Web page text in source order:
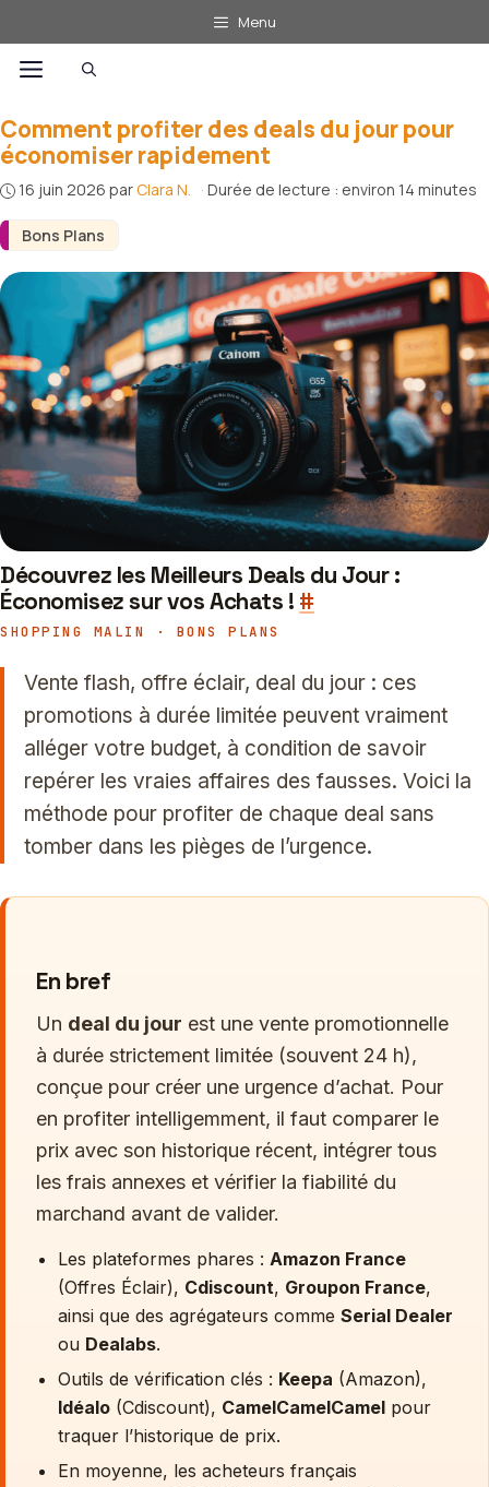
au
contenu
Menu
Menu
Bons Plans
Comment profiter des deals du jour pour
économiser rapidement
16 juin 2026 par Clara N. · Durée de lecture : environ 14 minutes
Découvrez les Meilleurs Deals du Jour :
Économisez sur vos Achats ! #
SHOPPING MALIN · BONS PLANS
Vente flash, offre éclair, deal du jour : ces
promotions à durée limitée peuvent vraiment
alléger votre budget, à condition de savoir
repérer les vraies affaires des fausses. Voici la
méthode pour profiter de chaque deal sans
tomber dans les pièges de l’urgence.
En bref
Un deal du jour est une vente promotionnelle
à durée strictement limitée (souvent 24 h),
conçue pour créer une urgence d’achat. Pour
en profiter intelligemment, il faut comparer le
prix avec son historique récent, intégrer tous
les frais annexes et vérifier la fiabilité du
marchand avant de valider.
Les plateformes phares : Amazon France
(Offres Éclair), Cdiscount, Groupon France,
ainsi que des agrégateurs comme Serial Dealer
ou Dealabs.
Outils de vérification clés : Keepa (Amazon),
Idéalo (Cdiscount), CamelCamelCamel pour
traquer l’historique de prix.
En moyenne, les acheteurs français